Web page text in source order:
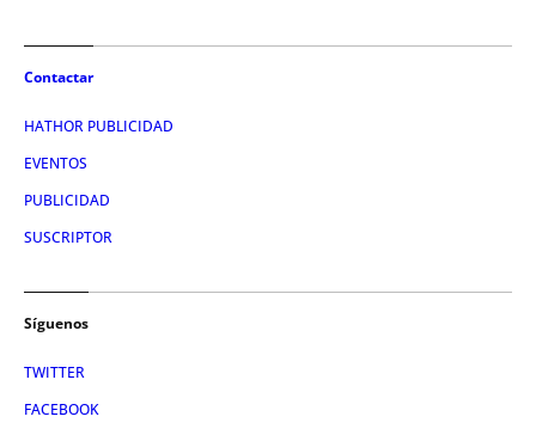
Contactar
HATHOR PUBLICIDAD
EVENTOS
PUBLICIDAD
SUSCRIPTOR
Síguenos
TWITTER
FACEBOOK